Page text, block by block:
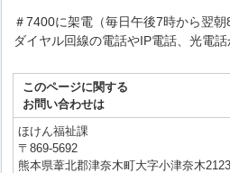
＃7400に架電（毎日午後7時から翌朝
ダイヤル回線の電話やIP電話、光電
このページに関する
お問い合わせは
ほけん福祉課
〒869-5692
熊本県葦北郡津奈木町大字小津奈木